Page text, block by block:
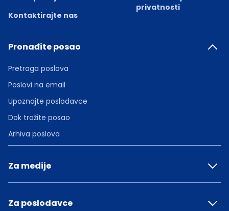
Kontaktirajte nas
privatnosti
Pronađite posao
Pretraga poslova
Poslovi na email
Upoznajte poslodavce
Dok tražite posao
Arhiva poslova
Za medije
Za poslodavce